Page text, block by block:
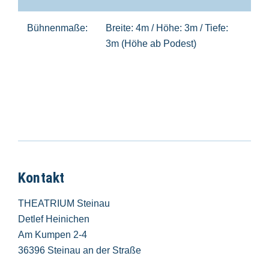
Bühnenmaße:
Breite: 4m / Höhe: 3m / Tiefe:
3m (Höhe ab Podest)
Kontakt
THEATRIUM Steinau
Detlef Heinichen
Am Kumpen 2-4
36396 Steinau an der Straße